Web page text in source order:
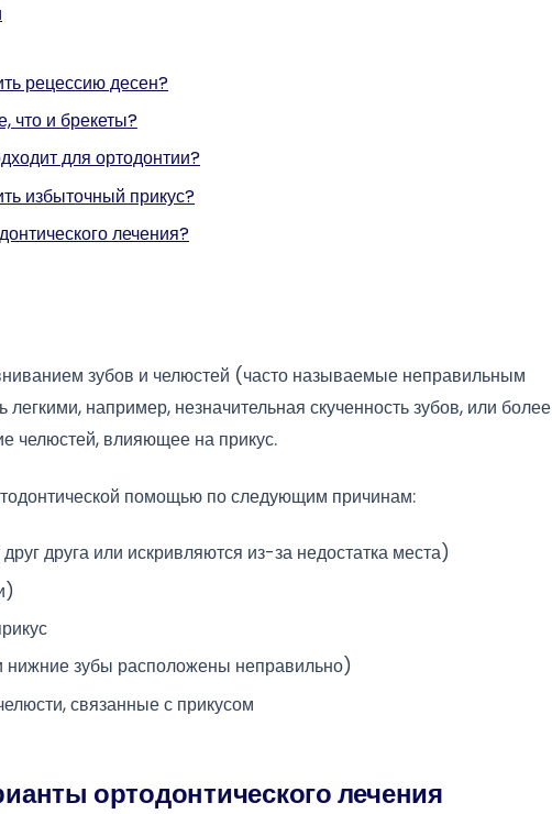
рецессию десен?
что и брекеты?
для ортодонтии?
избыточный прикус?
лечения?
зубов и челюстей (часто называемые неправильным
например, незначительная скученность зубов, или более
челюстей, влияющее на прикус.
помощью по следующим причинам:
друга или искривляются из-за недостатка места)
нижние зубы расположены неправильно)
связанные с прикусом
ортодонтического лечения